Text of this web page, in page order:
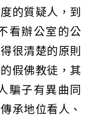
的質疑人，到
看辦公室的公
很清楚的原則
假佛教徒，其
騙子有異曲同
承地位看人、